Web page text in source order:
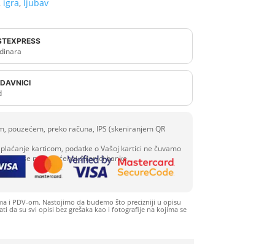
igra, ljubav
pouzećem, preko računa, IPS (skeniranjem QR
karticom, podatke o Vašoj kartici ne čuvamo
unose na zaštićenoj stranici banke.
i PDV-om. Nastojimo da budemo što precizniji u opisu
da su svi opisi bez grešaka kao i fotografije na kojima se